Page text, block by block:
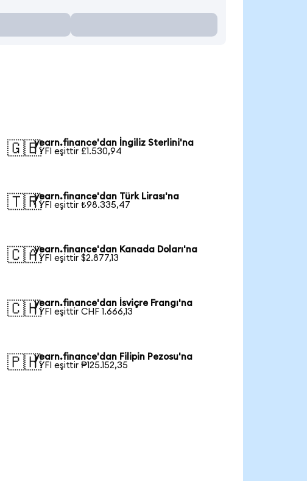
🇬🇧yearn.finance'dan İngiliz Sterlini'na
1 YFI eşittir £1.530,94
🇹🇷yearn.finance'dan Türk Lirası'na
1 YFI eşittir ₺98.335,47
🇨🇦yearn.finance'dan Kanada Doları'na
1 YFI eşittir $2.877,13
🇨🇭yearn.finance'dan İsviçre Frangı'na
1 YFI eşittir CHF 1.666,13
🇵🇭yearn.finance'dan Filipin Pezosu'na
1 YFI eşittir ₱125.152,35